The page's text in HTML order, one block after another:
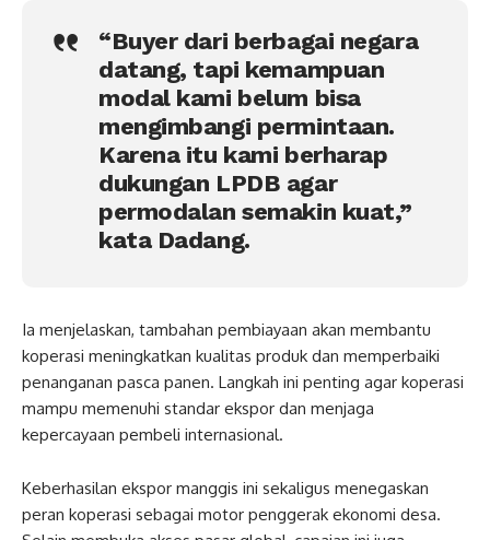
“Buyer dari berbagai negara
datang, tapi kemampuan
modal kami belum bisa
mengimbangi permintaan.
Karena itu kami berharap
dukungan LPDB agar
permodalan semakin kuat,”
kata Dadang.
Ia menjelaskan, tambahan pembiayaan akan membantu
koperasi meningkatkan kualitas produk dan memperbaiki
penanganan pasca panen. Langkah ini penting agar koperasi
mampu memenuhi standar ekspor dan menjaga
kepercayaan pembeli internasional.
Keberhasilan ekspor manggis ini sekaligus menegaskan
peran koperasi sebagai motor penggerak ekonomi desa.